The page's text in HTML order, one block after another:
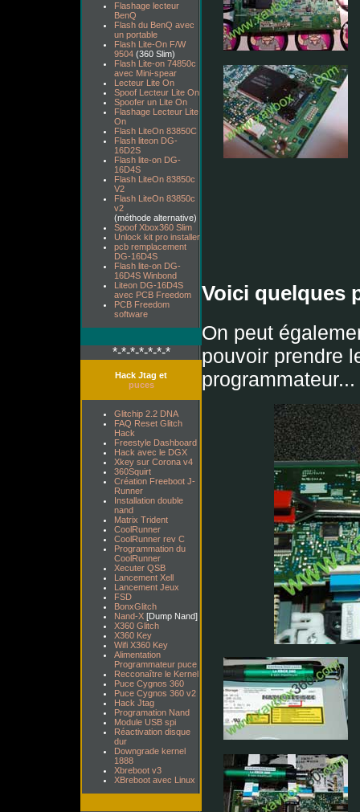
Flashage lecteur
BenQ
Flash du BenQ avec
un portable
Flash Lite-On F/W
9504 (360 Slim)
Flash Lite-on 74850c
avec Mini-spear
Lecteur Lite On
Spoof Lecteur Lite On
Spoofer un Lite On
Flashage Lecteur Lite
On
Flash LiteOn 83850C
Flash liteon DG-
16D2S
Flash lite-on DG-
16D4S
Flash LiteOn 83850c
V2
Flash LiteOn 83850c
v2
(méthode alternative)
Spoof Xbox360 Slim
Unlock kit pro installer
pcb remplacement
DG-16D4S
Flash lite-on DG-
16D4S Winbond
Liteon DG-16D4S
avec PCB Freedom
PCB Freedom
software
*-*-*-*-*-*-*
Hack Jtag et
puces
Glitchip 2.2 DNA
FAQ Reset Glitch
Hack
Freestyle Dashboard
Hack avec le DGX
Xkey sur Corona v4
360Squirt
Création Freeboot J-
Runner
Installation double
nand
Matrix Trident
CoolRunner
CoolRunner rev C
Programmation du
CoolRunner
Xecuter QSB
Lancement Xell
Lancement Jeux
FSD
BonxGlitch
Nand-X [Dump Nand]
X360 Glitch
X360 Key
Wifi X360 Key
Alimentation
Programmateur puce
Recconaître le Kernel
Puce Cygnos 360
Puce Cygnos 360 v2
Hack Jtag
Programation Nand
Module USB spi
Réactivation disque
dur
Downgrade kernel
1888
Xbreboot v3
XBreboot avec Linux
Voici quelques
On peut
pouvoir prendre